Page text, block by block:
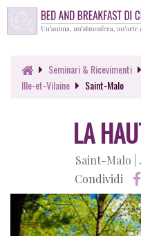
Seminari & Ricevimenti
Ille-et-Vilaine
Saint-Malo
LA
Saint-Malo |
Condividi